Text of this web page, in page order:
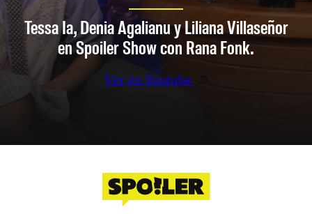
Tessa Ia, Denia Agalianu y Liliana Villaseñor
en Spoiler Show con Rana Fonk.
Ver en Youtube